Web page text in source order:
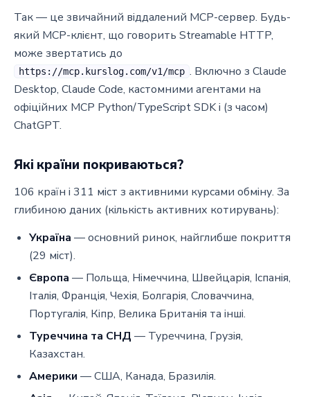
Так — це звичайний віддалений MCP-сервер. Будь-
який MCP-клієнт, що говорить Streamable HTTP,
може звертатись до
https://mcp.kurslog.com/v1/mcp . Включно з Claude
Desktop, Claude Code, кастомними агентами на
офіційних MCP Python/TypeScript SDK і (з часом)
ChatGPT.
Які країни покриваються?
106 країн і 311 міст з активними курсами обміну. За
глибиною даних (кількість активних котирувань):
Україна — основний ринок, найглибше покриття
(29 міст).
Європа — Польща, Німеччина, Швейцарія, Іспанія,
Італія, Франція, Чехія, Болгарія, Словаччина,
Португалія, Кіпр, Велика Британія та інші.
Туреччина та СНД — Туреччина, Грузія,
Казахстан.
Америки — США, Канада, Бразилія.